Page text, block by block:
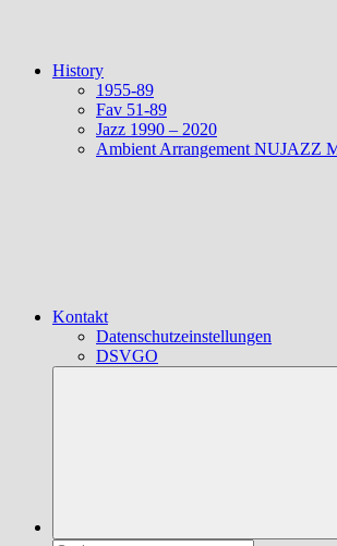
History
1955-89
Fav 51-89
Jazz 1990 – 2020
Ambient Arrangement NUJAZZ
Kontakt
Datenschutzeinstellungen
DSVGO